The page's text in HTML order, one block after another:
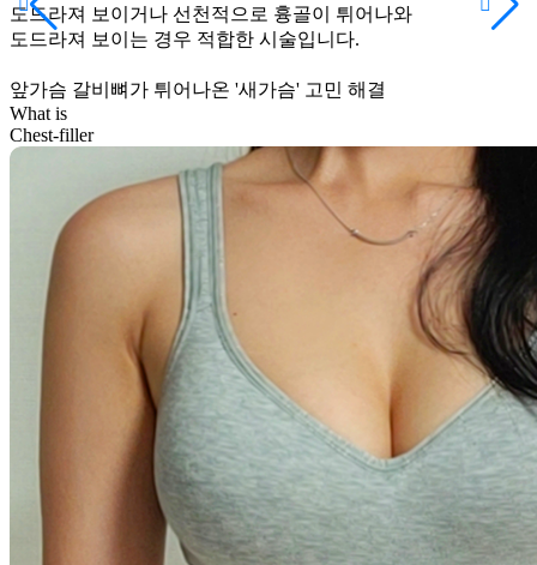
도드라져 보이거나 선천적으로 흉골이 튀어나와
도드라져 보이는 경우 적합한 시술입니다.
앞가슴 갈비뼈가 튀어나온 '새가슴' 고민 해결
What is
Chest-filler